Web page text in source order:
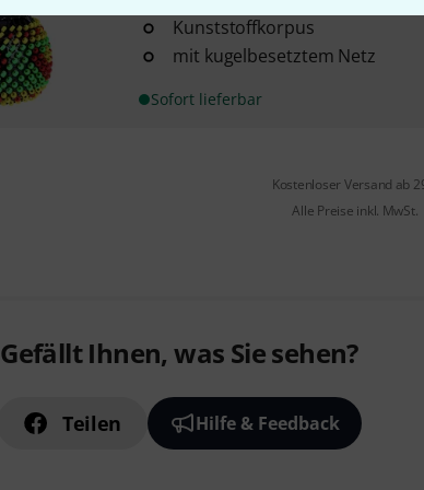
Kunststoffkorpus
mit kugelbesetztem Netz
Sofort lieferbar
Kostenloser Versand ab
Alle Preise inkl. MwSt.
Gefällt Ihnen, was Sie sehen?
Teilen Hilfe & Feedback